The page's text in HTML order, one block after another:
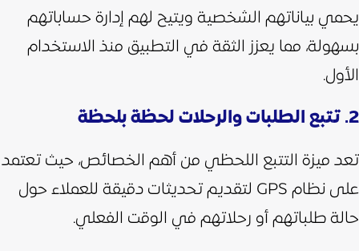
يحمي بياناتهم الشخصية ويتيح لهم إدارة حساباتهم
بسهولة، مما يعزز الثقة في التطبيق منذ الاستخدام
الأول.
2. تتبع الطلبات والرحلات لحظة بلحظة
تعد ميزة التتبع اللحظي من أهم الخصائص، حيث تعتمد
على نظام GPS لتقديم تحديثات دقيقة للعملاء حول
حالة طلباتهم أو رحلاتهم في الوقت الفعلي.